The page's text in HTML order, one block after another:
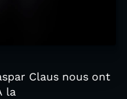
Claus nous ont
la